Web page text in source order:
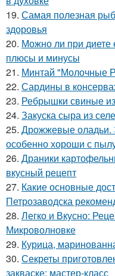
19. Самая полезная
здоровья
20. Можно ли при диете
плюсы и минусы
21. Минтай "Молочные
22. Сардины в
23. Ребрышки свиные
24. Закуска сыра из
25. Дрожжевые
особенно хороши с
26. Драники
вкусный рецепт
27. Какие основные
Петрозаводска
28. Легко и Вкусно:
Микроволновке
29. Курица,
30. Секреты
закваске: мастер-класс